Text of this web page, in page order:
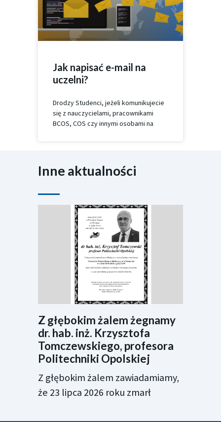
Jak napisać e-mail na
uczelni?
Drodzy Studenci, jeżeli komunikujecie
się z nauczycielami, pracownikami
BCOS, COS czy innymi osobami na
Inne aktualności
Z głębokim żalem żegnamy
dr. hab. inż. Krzysztofa
Tomczewskiego, profesora
Politechniki Opolskiej
Z głębokim żalem zawiadamiamy,
że 23 lipca 2026 roku zmarł